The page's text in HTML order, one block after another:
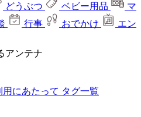
どうぶつ ベビー用品
マ
行事 おでかけ
エン
アンテナ
用にあたって タグ一覧